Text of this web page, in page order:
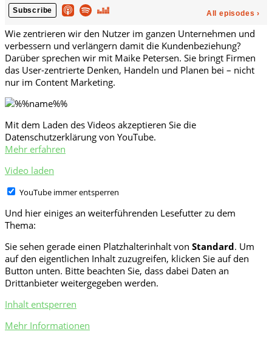
Wie zentrieren wir den Nutzer im ganzen Unternehmen und
verbessern und verlängern damit die Kundenbeziehung?
Darüber sprechen wir mit Maike Petersen. Sie bringt Firmen
das User-zentrierte Denken, Handeln und Planen bei – nicht
nur im Content Marketing.
Mit dem Laden des Videos akzeptieren Sie die
Datenschutzerklärung von YouTube.
Mehr erfahren
Video laden
YouTube immer entsperren
Und hier einiges an weiterführenden Lesefutter zu dem
Thema:
Sie sehen gerade einen Platzhalterinhalt von Standard. Um
auf den eigentlichen Inhalt zuzugreifen, klicken Sie auf den
Button unten. Bitte beachten Sie, dass dabei Daten an
Drittanbieter weitergegeben werden.
Inhalt entsperren
Mehr Informationen